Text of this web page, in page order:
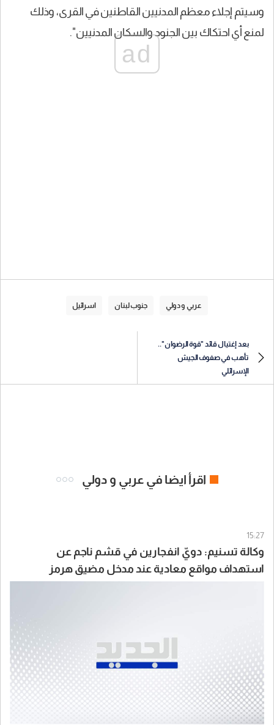
وسيتم إجلاء معظم المدنيين القاطنين في القرى، وذلك
لمنع أي احتكاك بين الجنود والسكان المدنيين".
ad
عربي و دولي جنوب لبنان اسرائيل
بعد إغتيال قائد "قوة الرضوان"..
تأهب في صفوف الجيش
الإسرائلي
اقرأ ايضا في عربي و دولي
15:27
وكالة تسنيم: دويّ انفجارين في قشم ناجم عن
استهداف مواقع معادية عند مدخل مضيق هرمز